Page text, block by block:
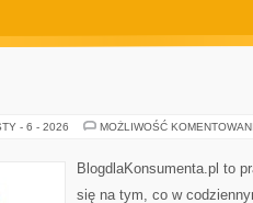
- 6 - 2026 MOŻLIWOŚĆ
BlogdlaKonsumenta.pl to
się na tym, co w